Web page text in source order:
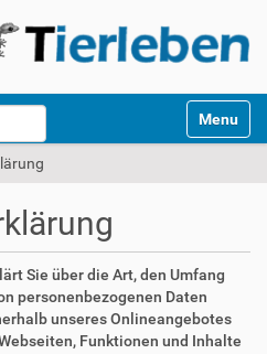
Toggle
Sie über die Art, den Umfang
personenbezogenen Daten
unseres Onlineangebotes
Funktionen und Inhalte